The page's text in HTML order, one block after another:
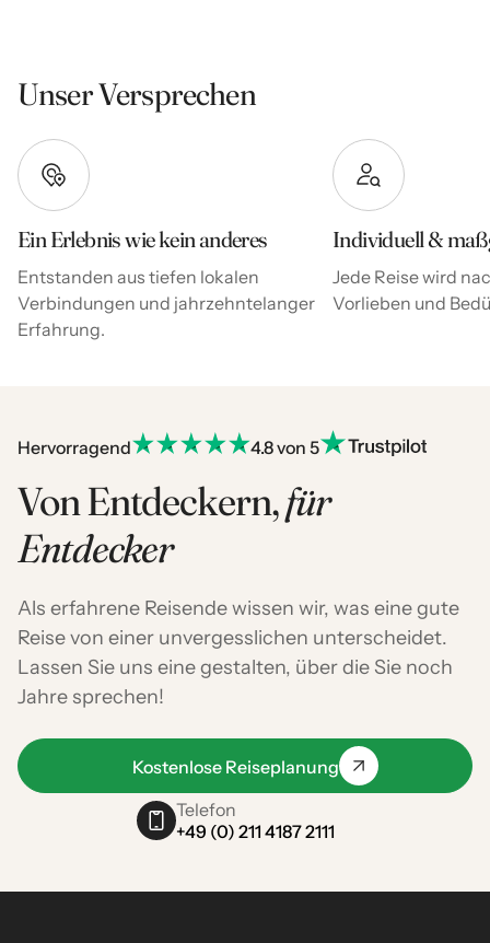
Unser Versprechen
Ein Erlebnis wie kein anderes
Entstanden aus tiefen lokalen
Verbindungen und jahrzehntelanger
Erfahrung.
Individuell &
Jede Reise wird
Vorlieben und
Hervorragend 4.8 von 5
Von Entdeckern,für
Entdecker
Als erfahrene Reisende wissen wir, was eine gute
Reise von einer unvergesslichen unterscheidet.
Lassen Sie uns eine gestalten, über die Sie noch
Jahre sprechen!
Kostenlose Reiseplanung
Telefon
+49 (0) 211 4187 2111